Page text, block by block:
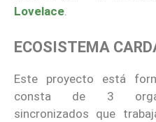
Lovelace.
ECOSISTEMA
Este proyecto está
consta de 3
sincronizados que